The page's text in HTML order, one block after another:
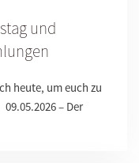
und
heute, um euch zu
– Der